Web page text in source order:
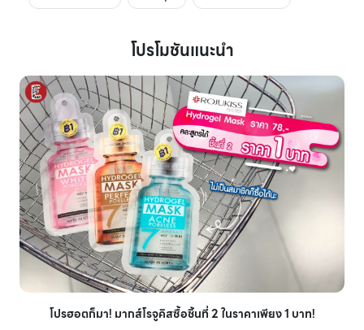
โปรโมชันแนะนำ
โปรฮอตก็มา! มากส์โรจูคิสซื้อชิ้นที่ 2 ในราคาเพียง 1 บาท!